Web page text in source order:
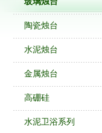
陶瓷烛台
水泥烛台
金属烛台
高硼硅
水泥卫浴系列